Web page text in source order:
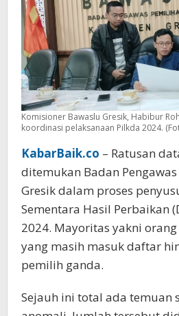
Komisioner Bawaslu Gresik, Habibur
koordinasi pelaksanaan Pilkda 2024.
KabarBaik.co – Ratusan
ditemukan Badan
Gresik dalam proses
Sementara Hasil Perbaikan
2024. Mayoritas yakni
yang masih masuk daftar
pemilih ganda.
Sejauh ini total ada temuan